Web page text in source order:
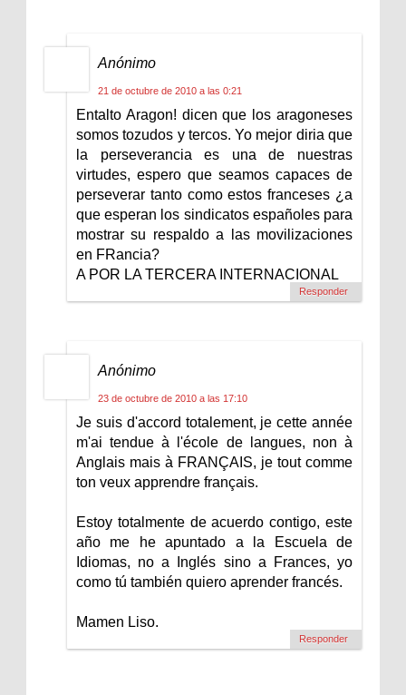
Anónimo
21 de octubre de 2010 a las 0:21
Entalto Aragon! dicen que los aragoneses
somos tozudos y tercos. Yo mejor diria que
la perseverancia es una de nuestras
virtudes, espero que seamos capaces de
perseverar tanto como estos franceses ¿a
que esperan los sindicatos españoles para
mostrar su respaldo a las movilizaciones
en FRancia?
A POR LA TERCERA INTERNACIONAL
Responder
Anónimo
23 de octubre de 2010 a las 17:10
Je suis d'accord totalement, je cette année
m'ai tendue à l'école de langues, non à
Anglais mais à FRANÇAIS, je tout comme
ton veux apprendre français.
Estoy totalmente de acuerdo contigo, este
año me he apuntado a la Escuela de
Idiomas, no a Inglés sino a Frances, yo
como tú también quiero aprender francés.
Mamen Liso.
Responder